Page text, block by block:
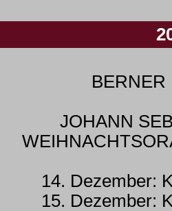
BERNER
JOHANN
14. Dezember:
15. Dezember: